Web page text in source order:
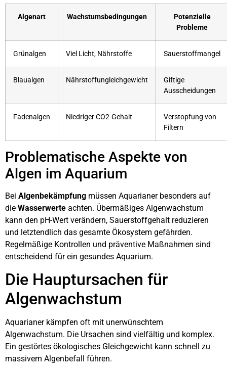
Algenart Wachstumsbedingungen
Potenzielle
Probleme
Grünalgen Viel Licht, Nährstoffe Sauerstoffmangel
Blaualgen Nährstoffungleichgewicht
Giftige
Ausscheidungen
Fadenalgen Niedriger CO2-Gehalt
Verstopfung von
Filtern
Problematische Aspekte von
Algen im Aquarium
Bei Algenbekämpfung müssen Aquarianer besonders auf
die Wasserwerte achten. Übermäßiges Algenwachstum
kann den pH-Wert verändern, Sauerstoffgehalt reduzieren
und letztendlich das gesamte Ökosystem gefährden.
Regelmäßige Kontrollen und präventive Maßnahmen sind
entscheidend für ein gesundes Aquarium.
Die Hauptursachen für
Algenwachstum
Aquarianer kämpfen oft mit unerwünschtem
Algenwachstum. Die Ursachen sind vielfältig und komplex.
Ein gestörtes ökologisches Gleichgewicht kann schnell zu
massivem Algenbefall führen.